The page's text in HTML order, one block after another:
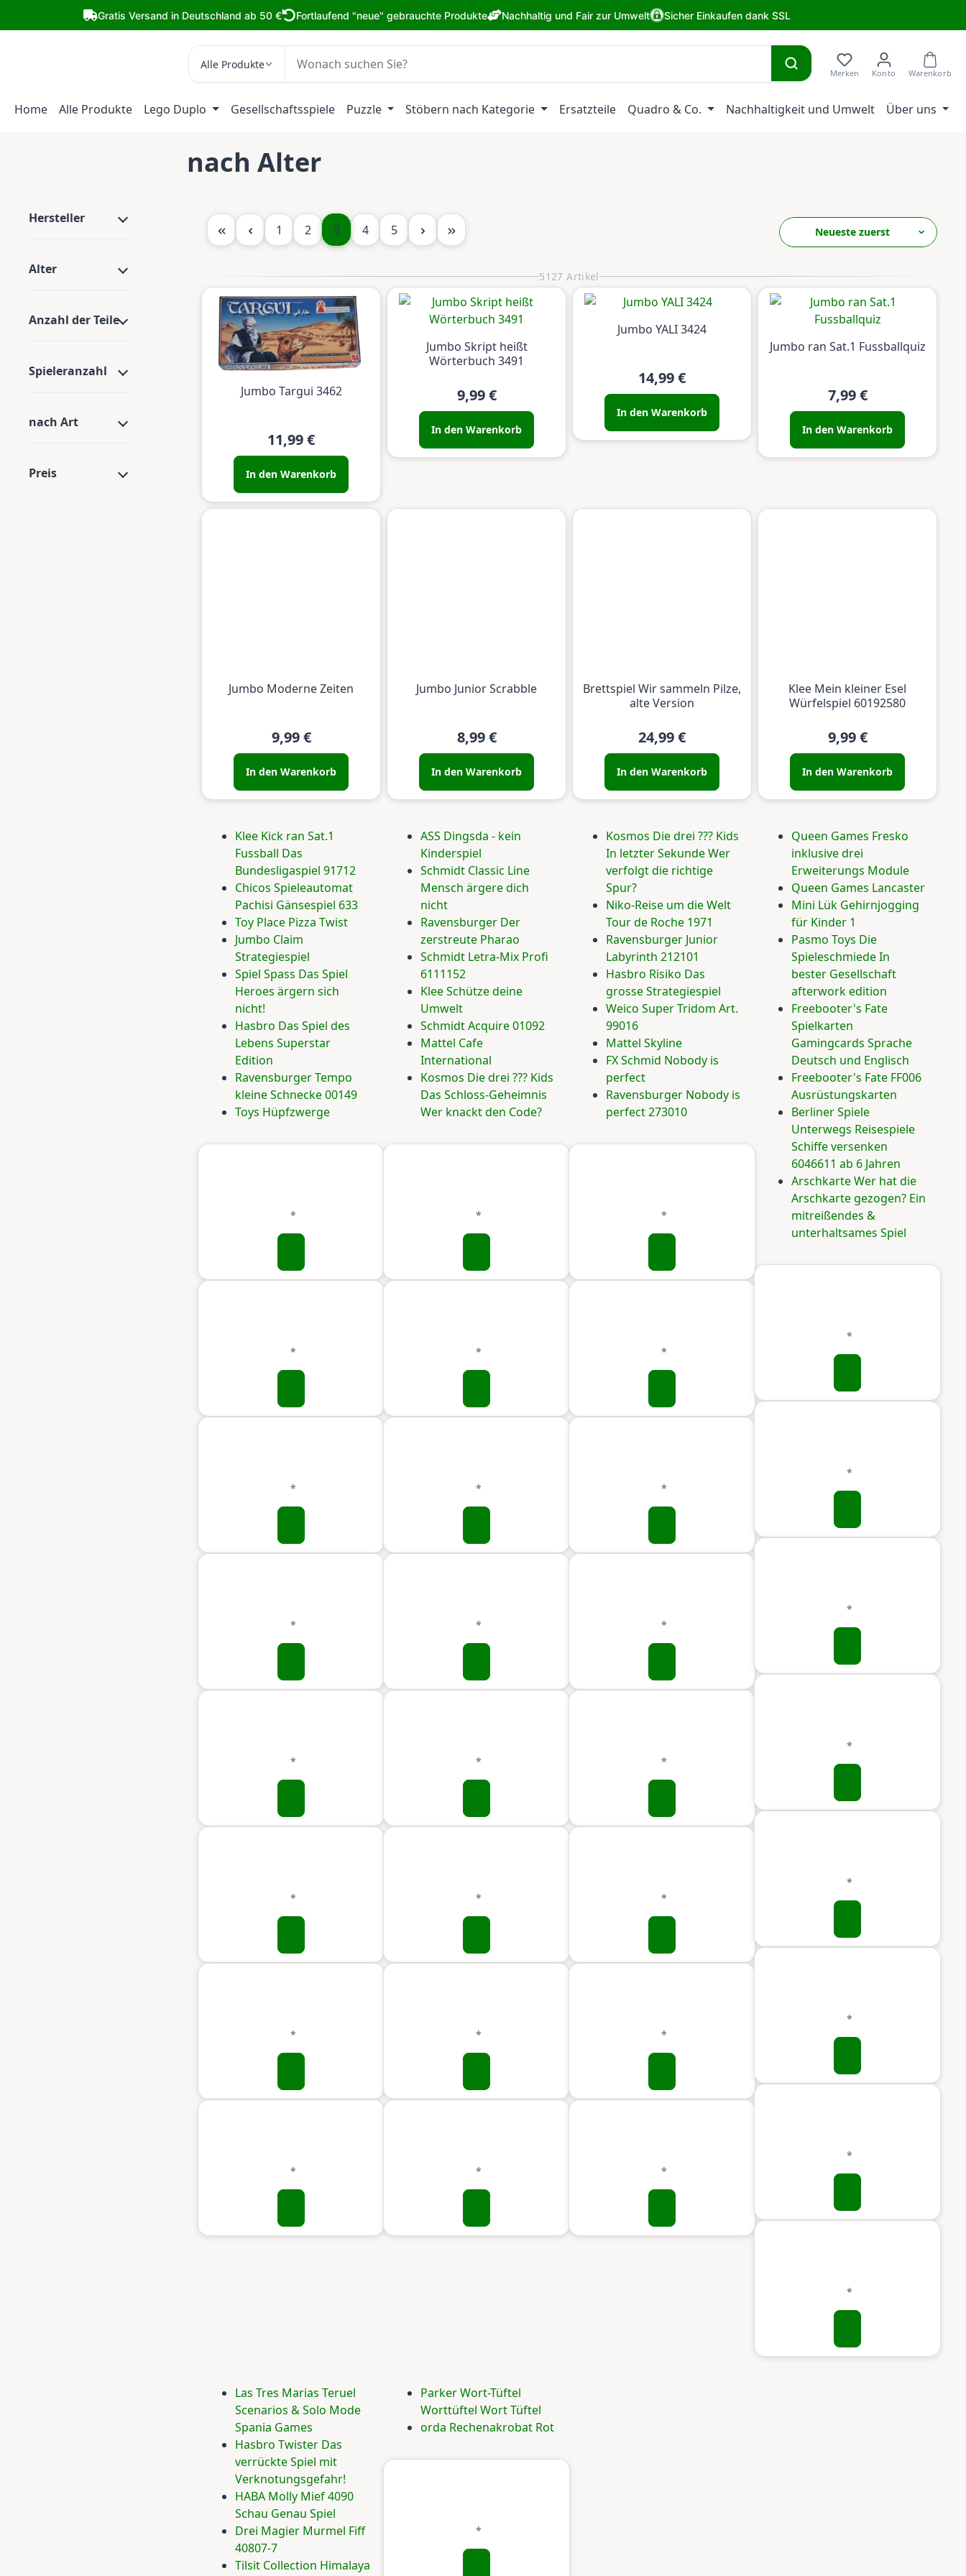
Hauptinhalt springen
Zur Suche springen
Zur Hauptnavigation springen
Gratis Versand in Deutschland ab 50 € Fortlaufend "neue" gebrauchte Produkte Nachhaltig und Fair zur Umwelt Sicher Einkaufen dank SSL
Alle Produkte
Home Alle Produkte Lego Duplo Gesellschaftsspiele Puzzle Stöbern nach Kategorie Ersatzteile Quadro & Co. Nachhaltigkeit und Umwelt Über uns
Hersteller
Alter
Anzahl der Teile
Spieleranzahl
nach Art
Preis
nach Alter
Seite
1 Seite
2 Seite
3 Seite
4 Seite
5
5127 Artikel
Jumbo Targui 3462
11,99 €
In den Warenkorb
Jumbo Skript heißt
Wörterbuch 3491
9,99 €
In den Warenkorb
Jumbo YALI 3424
14,99 €
In den Warenkorb
Jumbo ran Sat.1 Fussballquiz
7,99 €
In den Warenkorb
Jumbo Moderne Zeiten
9,99 €
In den Warenkorb
Jumbo Junior Scrabble
8,99 €
In den Warenkorb
Brettspiel Wir sammeln Pilze,
alte Version
24,99 €
In den Warenkorb
Klee Mein kleiner Esel
Würfelspiel 60192580
9,99 €
In den Warenkorb
Klee Kick ran Sat.1
Fussball Das
Bundesligaspiel 91712
Chicos Spieleautomat
Pachisi Gänsespiel 633
Toy Place Pizza Twist
Jumbo Claim
Strategiespiel
Spiel Spass Das Spiel
Heroes ärgern sich
nicht!
Hasbro Das Spiel des
Lebens Superstar
Edition
Ravensburger Tempo
kleine Schnecke 00149
Toys Hüpfzwerge
ASS Dingsda - kein
Kinderspiel
Schmidt Classic Line
Mensch ärgere dich
nicht
Ravensburger Der
zerstreute Pharao
Schmidt Letra-Mix Profi
6111152
Klee Schütze deine
Umwelt
Schmidt Acquire 01092
Mattel Cafe
International
Kosmos Die drei ??? Kids
Das Schloss-Geheimnis
Wer knackt den Code?
Kosmos Die drei ??? Kids
In letzter Sekunde Wer
verfolgt die richtige
Spur?
Niko-Reise um die Welt
Tour de Roche 1971
Ravensburger Junior
Labyrinth 212101
Hasbro Risiko Das
grosse Strategiespiel
Weico Super Tridom Art.
99016
Mattel Skyline
FX Schmid Nobody is
perfect
Ravensburger Nobody is
perfect 273010
Queen Games Fresko
inklusive drei
Erweiterungs Module
Queen Games Lancaster
Mini Lük Gehirnjogging
für Kinder 1
Pasmo Toys Die
Spieleschmiede In
bester Gesellschaft
afterwork edition
Freebooter's Fate
Spielkarten
Gamingcards Sprache
Deutsch und Englisch
Freebooter's Fate FF006
Ausrüstungskarten
Berliner Spiele
Unterwegs Reisespiele
Schiffe versenken
6046611 ab 6 Jahren
Arschkarte Wer hat die
Arschkarte gezogen? Ein
mitreißendes &
unterhaltsames Spiel
Las Tres Marias Teruel
Scenarios & Solo Mode
Spania Games
Hasbro Twister Das
verrückte Spiel mit
Verknotungsgefahr!
HABA Molly Mief 4090
Schau Genau Spiel
Drei Magier Murmel Fiff
40807-7
Tilsit Collection Himalaya
Parker Wort-Tüftel
Worttüftel Wort Tüftel
orda Rechenakrobat Rot